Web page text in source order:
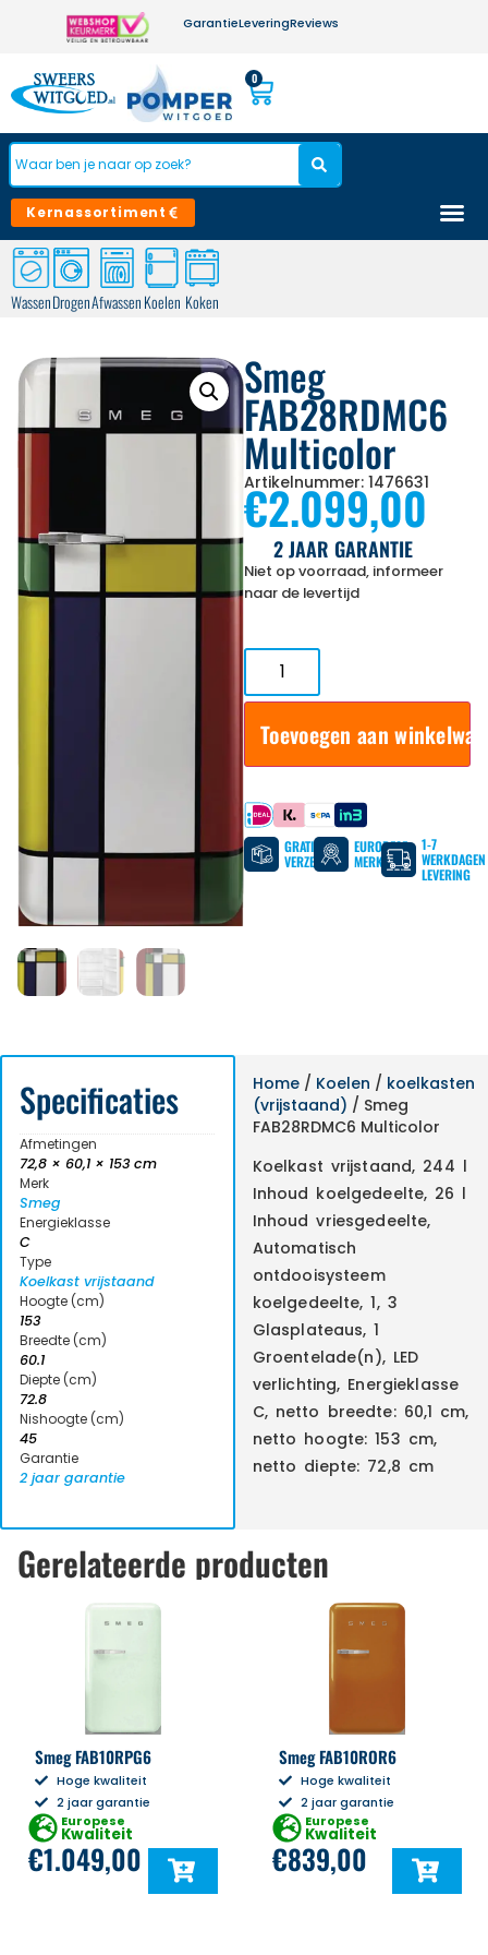
GarantieLeveringReviews
0
Kernassortiment
WassenDrogenAfwassenKoelen Koken
Smeg
FAB28RDMC6
Multicolor
Artikelnummer: 1476631
€2.099,00
2 JAAR GARANTIE
Niet op voorraad, informeer
naar de levertijd
Toevoegen aan
Betaal met
GRATIS
VERZENDING
EUROPESE
MERKEN
1-7
WERKDAGEN
LEVERING
Specificaties
Afmetingen
72,8 × 60,1 × 153 cm
Merk
Smeg
Energieklasse
C
Type
Koelkast vrijstaand
Hoogte (cm)
153
Breedte (cm)
60.1
Diepte (cm)
72.8
Nishoogte (cm)
45
Garantie
2 jaar garantie
Home/ Koelen / koelkasten
(vrijstaand) / Smeg
FAB28RDMC6 Multicolor
Koelkast vrijstaand, 244 l
Inhoud koelgedeelte, 26 l
Inhoud vriesgedeelte,
Automatisch
ontdooisysteem
koelgedeelte, 1, 3
Glasplateaus, 1
Groentelade(n), LED
verlichting, Energieklasse
C, netto breedte: 60,1 cm,
netto hoogte: 153 cm,
netto diepte: 72,8 cm
Gerelateerde producten
Smeg FAB10RPG6
Hoge kwaliteit
2 jaar garantie
Europese
Kwaliteit
€1.049,00
Smeg FAB10ROR6
Hoge kwaliteit
2 jaar garantie
Europese
Kwaliteit
€839,00